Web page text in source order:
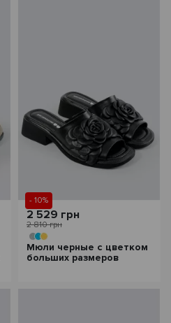
- 10%
2 529 грн
2 810 грн
Мюли черные с цветком
больших размеров